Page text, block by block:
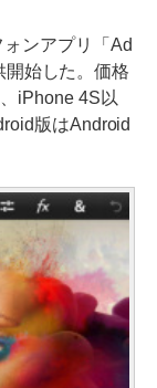
ンアプリ「Ad
開始した。価格
iPhone 4S以
版はAndroid